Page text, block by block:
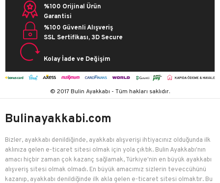
%100 Orijinal Ürün
Garantisi
%100 Güvenli Alışveriş
SSL Sertifikası, 3D Secure
Kolay İade ve Değişim
© 2017 Bulin Ayakkabı - Tüm hakları saklıdır.
Bulinayakkabi.com
Bizler, ayakkabı denildiğinde, ayakkabı alışverişi ihtiyacınız olduğunda ilk
aklınıza gelen e-ticaret sitesi olmak için yola çıktık. Bulin Ayakkabı'nın
amacı hiçbir zaman çok kazanç sağlamak, Türkiye'nin en büyük ayakkabı
alışveriş sitesi olmak olmadı. En büyük amacımız sizlerin teveccühünü
kazanıp, ayakkabı denildiğinde ilk akla gelen e-ticaret sitesi olmaktır. Bu